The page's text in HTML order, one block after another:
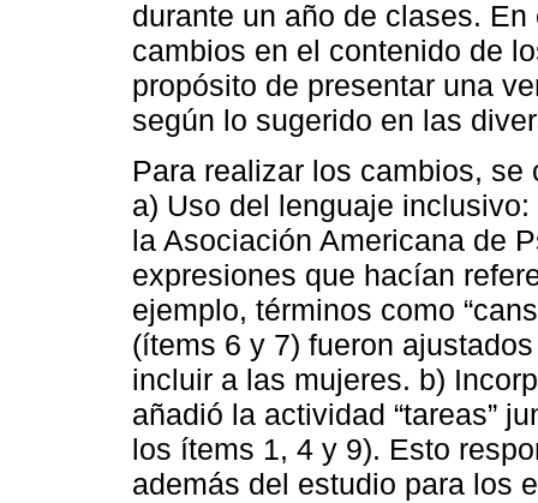
durante un año de clases.
cambios en el contenido de
propósito de presentar una
según lo sugerido en las
Para realizar los cambios,
a) Uso del lenguaje
la Asociación Americana de
expresiones que hacían
ejemplo, términos como
(ítems 6 y 7) fueron
incluir a las mujeres. b)
añadió la actividad “tareas”
los ítems 1, 4 y 9). Esto
además del estudio para los